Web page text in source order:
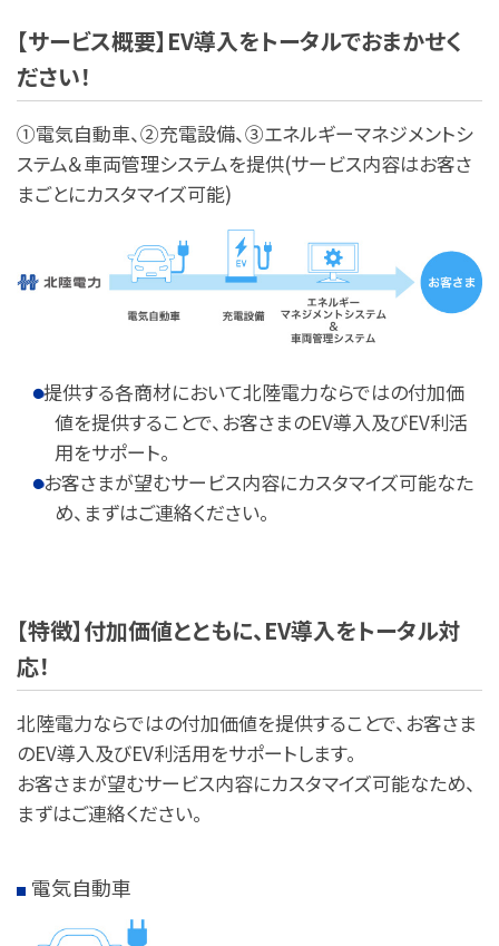
【サービス概要】EV導入をトータルでおまかせく
ださい！
①電気自動車、②充電設備、③エネルギーマネジメントシ
ステム＆車両管理システムを提供(サービス内容はお客さ
まごとにカスタマイズ可能)
提供する各商材において北陸電力ならではの付加価
値を提供することで、お客さまのEV導入及びEV利活
用をサポート。
お客さまが望むサービス内容にカスタマイズ可能なた
め、まずはご連絡ください。
【特徴】付加価値とともに、EV導入をトータル対
応！
北陸電力ならではの付加価値を提供することで、お客さま
のEV導入及びEV利活用をサポートします。
お客さまが望むサービス内容にカスタマイズ可能なため、
まずはご連絡ください。
電気自動車